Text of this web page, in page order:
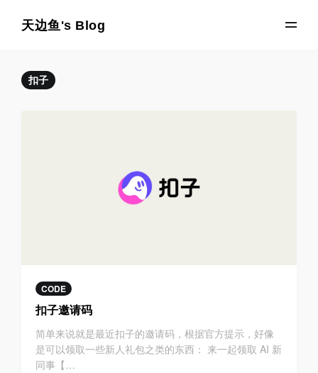
天边鱼's Blog
扣子
CODE
扣子邀请码
简单来说就是最近扣子的邀请码，根据官方提示，好像
是可以领取一些新人礼包之类的东西： 来一起领取 AI 新
同事【…